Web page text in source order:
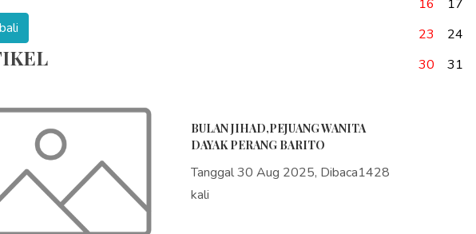
BULAN JIHAD,PEJUANG WANITA
DAYAK PERANG BARITO
Tanggal 30 Aug 2025, Dibaca1428
kali
16
17
23
24
30
31